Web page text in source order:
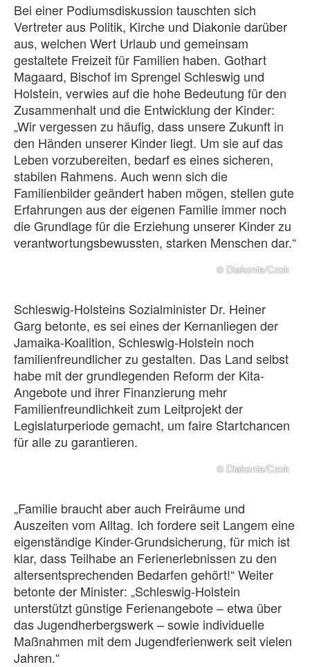
Bei einer Podiumsdiskussion tauschten sich
Vertreter aus Politik, Kirche und Diakonie darüber
aus, welchen Wert Urlaub und gemeinsam
gestaltete Freizeit für Familien haben. Gothart
Magaard, Bischof im Sprengel Schleswig und
Holstein, verwies auf die hohe Bedeutung für den
Zusammenhalt und die Entwicklung der Kinder:
„Wir vergessen zu häufig, dass unsere Zukunft in
den Händen unserer Kinder liegt. Um sie auf das
Leben vorzubereiten, bedarf es eines sicheren,
stabilen Rahmens. Auch wenn sich die
Familienbilder geändert haben mögen, stellen gute
Erfahrungen aus der eigenen Familie immer noch
die Grundlage für die Erziehung unserer Kinder zu
verantwortungsbewussten, starken Menschen dar.“
© Diakonie/Czok
Schleswig-Holsteins Sozialminister Dr. Heiner
Garg betonte, es sei eines der Kernanliegen der
Jamaika-Koalition, Schleswig-Holstein noch
familienfreundlicher zu gestalten. Das Land selbst
habe mit der grundlegenden Reform der Kita-
Angebote und ihrer Finanzierung mehr
Familienfreundlichkeit zum Leitprojekt der
Legislaturperiode gemacht, um faire Startchancen
für alle zu garantieren.
© Diakonie/Czok
„Familie braucht aber auch Freiräume und
Auszeiten vom Alltag. Ich fordere seit Langem eine
eigenständige Kinder-Grundsicherung, für mich ist
klar, dass Teilhabe an Ferienerlebnissen zu den
altersentsprechenden Bedarfen gehört!“ Weiter
betonte der Minister: „Schleswig-Holstein
unterstützt günstige Ferienangebote – etwa über
das Jugendherbergswerk – sowie individuelle
Maßnahmen mit dem Jugendferienwerk seit vielen
Jahren.“